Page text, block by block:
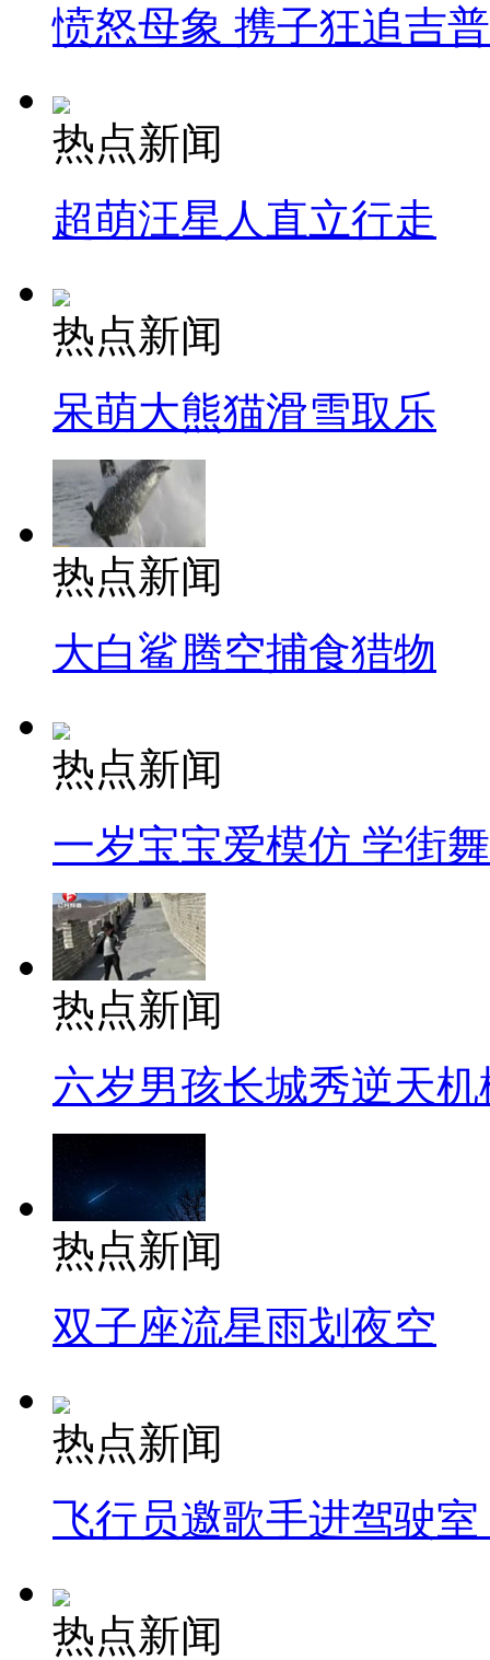
愤怒母象 携子狂追吉
热点新闻
超萌汪星人直立行走
热点新闻
呆萌大熊猫滑雪取乐
热点新闻
大白鲨腾空捕食猎物
热点新闻
一岁宝宝爱模仿 学街
热点新闻
六岁男孩长城秀逆天机
热点新闻
双子座流星雨划夜空
热点新闻
飞行员邀歌手进驾驶
热点新闻